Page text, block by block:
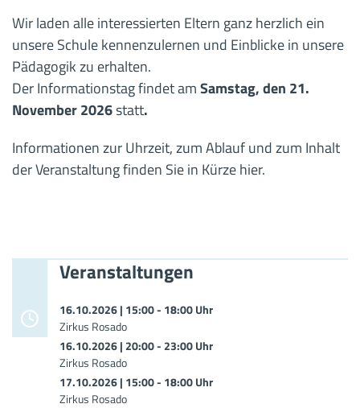
Wir laden alle interessierten Eltern ganz herzlich ein
unsere Schule kennenzulernen und Einblicke in unsere
Pädagogik zu erhalten.
Der Informationstag findet amSamstag, den 21.
November 2026statt.
Informationen zur Uhrzeit, zum Ablauf und zum Inhalt
der Veranstaltung finden Sie in Kürze hier.
Veranstaltungen
16.10.2026 | 15:00- 18:00Uhr
Zirkus Rosado
16.10.2026 | 20:00- 23:00Uhr
Zirkus Rosado
17.10.2026 | 15:00- 18:00Uhr
Zirkus Rosado